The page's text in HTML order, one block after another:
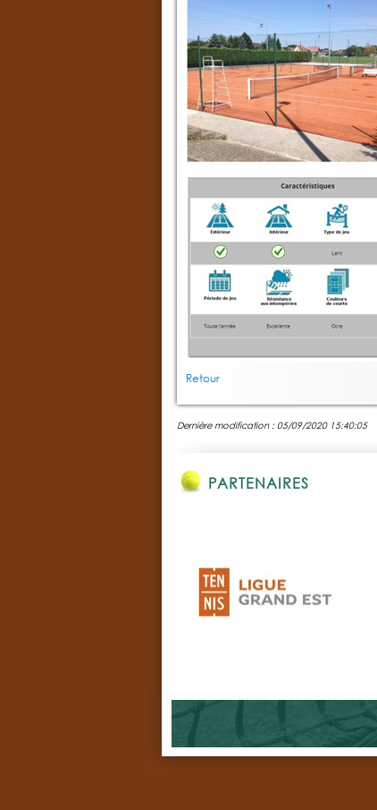
Retour
Dernière modification : 05/09/2020 15:40:05
PARTENAIRES